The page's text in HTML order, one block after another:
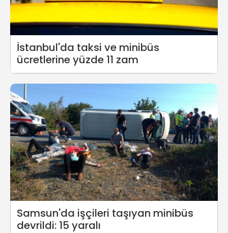
İstanbul'da taksi ve minibüs
ücretlerine yüzde 11 zam
Samsun'da işçileri taşıyan minibüs
devrildi: 15 yaralı